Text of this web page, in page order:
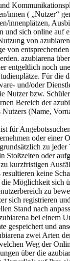
innen ( „Nutzer“
innenplätzen,
und sich online auf
von
von
azubiarena
entgeltlich noch
Für die
und/oder
Nutzer bzw.
Bereich der
Nutzers (Name,
für
oder
zu
Stoßzeiten oder
kurzfristigen
keine
Möglichkeit sich
zu
sich registrieren
Stand nach
bei einem
gespeichert und
zwei Arten
Weg der
über die